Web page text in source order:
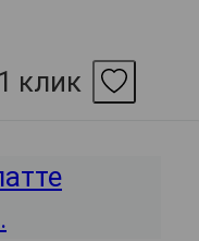
клик